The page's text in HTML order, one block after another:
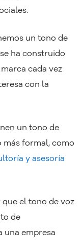
un tono de
ha construido
cada vez
con la
un tono de
más formal, como
y asesoría
el tono de voz
de
una empresa